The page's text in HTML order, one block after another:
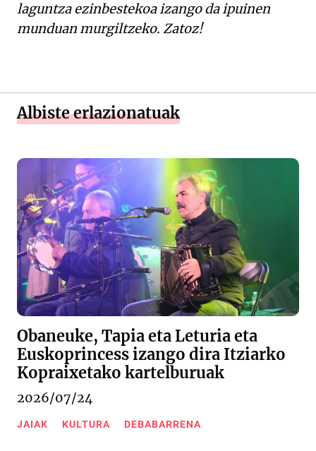
laguntza ezinbestekoa izango da ipuinen
munduan murgiltzeko. Zatoz!
Albiste erlazionatuak
Obaneuke, Tapia eta Leturia eta
Euskoprincess izango dira Itziarko
Kopraixetako kartelburuak
2026/07/24
JAIAK KULTURA DEBABARRENA